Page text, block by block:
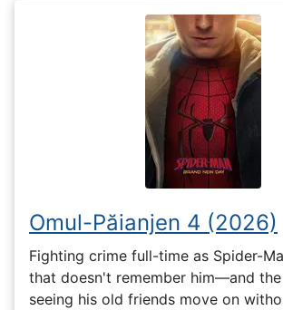
Omul-Păianjen 4 (2026)
Fighting crime full-time as Spider-
that doesn't remember him—and
seeing his old friends move on